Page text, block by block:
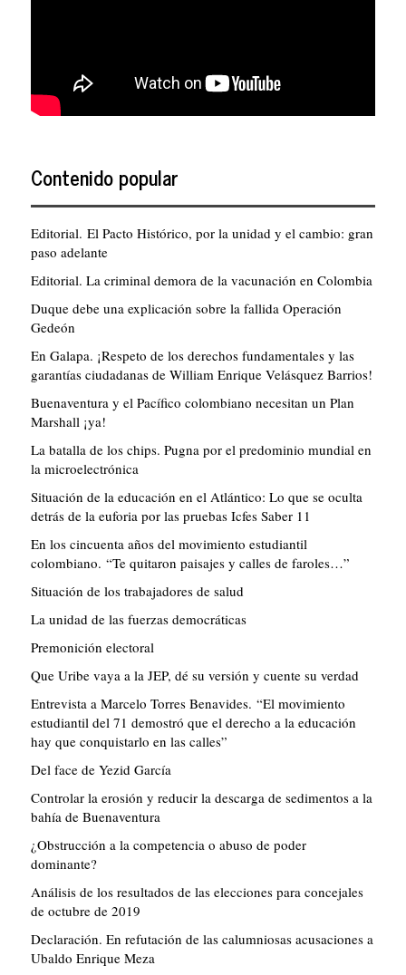
Contenido popular
Editorial. El Pacto Histórico, por la unidad y el cambio: gran
paso adelante
Editorial. La criminal demora de la vacunación en Colombia
Duque debe una explicación sobre la fallida Operación
Gedeón
En Galapa. ¡Respeto de los derechos fundamentales y las
garantías ciudadanas de William Enrique Velásquez Barrios!
Buenaventura y el Pacífico colombiano necesitan un Plan
Marshall ¡ya!
La batalla de los chips. Pugna por el predominio mundial en
la microelectrónica
Situación de la educación en el Atlántico: Lo que se oculta
detrás de la euforia por las pruebas Icfes Saber 11
En los cincuenta años del movimiento estudiantil
colombiano. “Te quitaron paisajes y calles de faroles…”
Situación de los trabajadores de salud
La unidad de las fuerzas democráticas
Premonición electoral
Que Uribe vaya a la JEP, dé su versión y cuente su verdad
Entrevista a Marcelo Torres Benavides. “El movimiento
estudiantil del 71 demostró que el derecho a la educación
hay que conquistarlo en las calles”
Del face de Yezid García
Controlar la erosión y reducir la descarga de sedimentos a la
bahía de Buenaventura
¿Obstrucción a la competencia o abuso de poder
dominante?
Análisis de los resultados de las elecciones para concejales
de octubre de 2019
Declaración. En refutación de las calumniosas acusaciones a
Ubaldo Enrique Meza